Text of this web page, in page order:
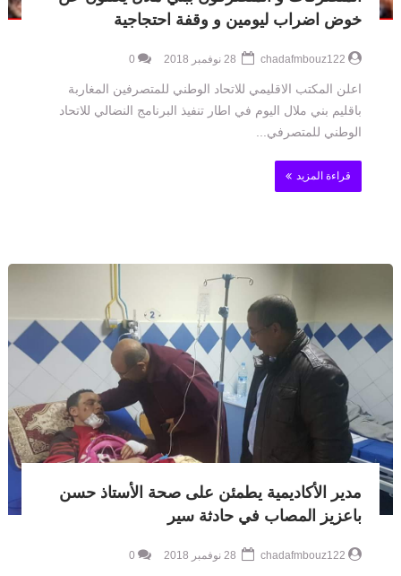
خوض اضراب ليومين و وقفة احتجاجية
chadafmbouz122
0
اعلن المكتب الاقليمي للاتحاد الوطني للمتصرفين المغاربة
باقليم بني ملال اليوم في اطار تنفيذ البرنامج النضالي للاتحاد
الوطني للمتصرفي...
قراءة المزيد
مدير الأكاديمية يطمئن على صحة الأستاذ حسن
باعزيز المصاب في حادثة سير
chadafmbouz122
0